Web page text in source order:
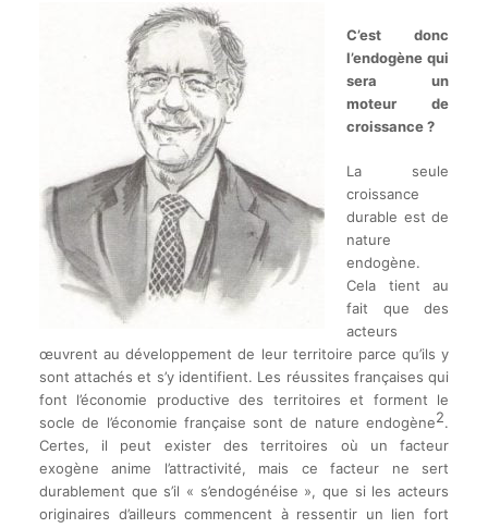
C’est donc
l’endogène qui
sera un
moteur de
croissance ?
La seule
croissance
durable est de
nature
endogène.
Cela tient au
fait que des
acteurs
œuvrent au développement de leur territoire parce qu’ils y
sont attachés et s’y identifient. Les réussites françaises qui
font l’économie productive des territoires et forment le
socle de l’économie française sont de nature endogène2.
Certes, il peut exister des territoires où un facteur
exogène anime l’attractivité, mais ce facteur ne sert
durablement que s’il « s’endogénéise », que si les acteurs
originaires d’ailleurs commencent à ressentir un lien fort